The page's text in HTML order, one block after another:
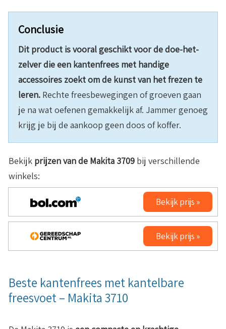
Conclusie
Dit product is vooral geschikt voor de doe-het-
zelver die een kantenfrees met handige
accessoires zoekt om de kunst van het frezen te
leren. Rechte freesbewegingen of groeven gaan
je na wat oefenen gemakkelijk af. Jammer genoeg
krijg je bij de aankoop geen doos of koffer.
Bekijk prijzen van de Makita 3709 bij verschillende
winkels:
Bekijk prijs »
Bekijk prijs »
Beste kantenfrees met kantelbare
freesvoet – Makita 3710